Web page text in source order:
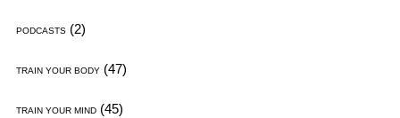
PODCASTS(2)
TRAIN YOUR BODY(47)
TRAIN YOUR MIND(45)